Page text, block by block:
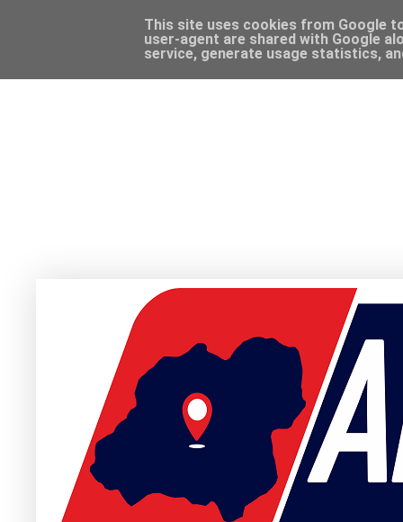
This site uses cookies from Google
user-agent are shared with Google
service, generate usage statistics,